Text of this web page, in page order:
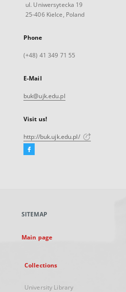
ul. Uniwersytecka 19
25-406 Kielce, Poland
Phone
(+48) 41 349 71 55
E-Mail
buk@ujk.edu.pl
Visit us!
http://buk.ujk.edu.pl/
Facebook
new
SITEMAP
Main page
Collections
University Library